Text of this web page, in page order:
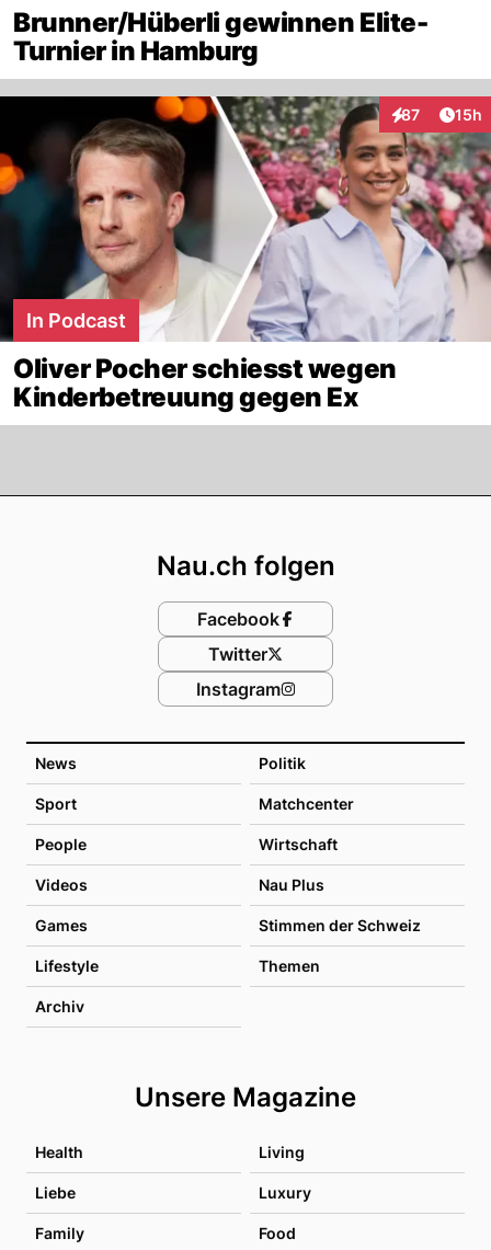
Brunner/Hüberli gewinnen Elite-
Turnier in Hamburg
87
Interaktionen
15h
In Podcast
Oliver Pocher schiesst wegen
Kinderbetreuung gegen Ex
News Politik
Sport Matchcenter
People Wirtschaft
Videos Nau Plus
Games Stimmen der Schweiz
Lifestyle Themen
Archiv
Unsere Magazine
Health Living
Liebe Luxury
Family Food
Nau.ch folgen
Facebook
Twitter
Instagram